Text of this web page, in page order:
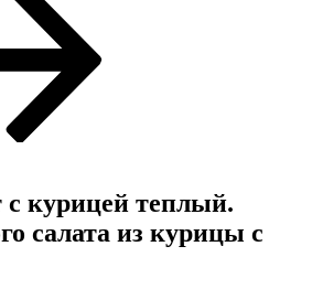
с курицей теплый.
салата из курицы с